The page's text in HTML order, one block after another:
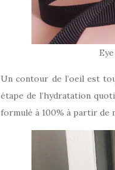
Un contour de l’oeil est
étape de l’hydratation
formulé à 100% à partir de